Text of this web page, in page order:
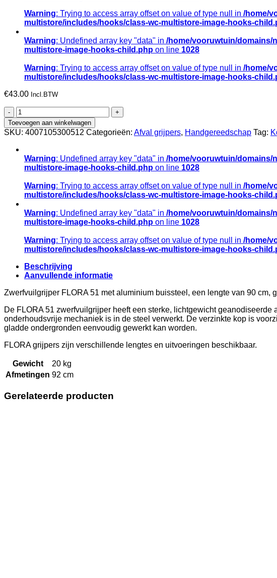
Warning: Trying to access array offset on value of type null in /home/
multistore/includes/hooks/class-wc-multistore-image-hooks-
Warning: Undefined array key "data" in /home/vooruwtuin/domains/
multistore-image-hooks-child.php on line 1028
Warning: Trying to access array offset on value of type null in /home/
multistore/includes/hooks/class-wc-multistore-image-hooks-
€43.00 Incl.BTW
Zwerfvuilgrijper
FLORA
aluminium
nr.
51,
lengte
92cm
aantal
Toevoegen aan winkelwagen
SKU: 4007105300512 Categorieën: Afval grijpers, Handgereedschap Tag:
Warning: Undefined array key "data" in /home/vooruwtuin/domains/
multistore-image-hooks-child.php on line 1028
Warning: Trying to access array offset on value of type null in /home/
multistore/includes/hooks/class-wc-multistore-image-hooks-
Warning: Undefined array key "data" in /home/vooruwtuin/domains/
multistore-image-hooks-child.php on line 1028
Warning: Trying to access array offset on value of type null in /home/
multistore/includes/hooks/class-wc-multistore-image-hooks-
Beschrijving
Aanvullende informatie
Zwerfvuilgrijper FLORA 51 met aluminium buissteel, een lengte van 90
De FLORA 51 zwerfvuilgrijper heeft een sterke, lichtgewicht
onderhoudsvrije mechaniek is in de steel verwerkt. De verzinkte kop is
gladde ondergronden eenvoudig gewerkt kan worden.
FLORA grijpers zijn verschillende lengtes en uitvoeringen beschikbaar.
Gewicht
20 kg
Afmetingen 92 cm
Gerelateerde producten